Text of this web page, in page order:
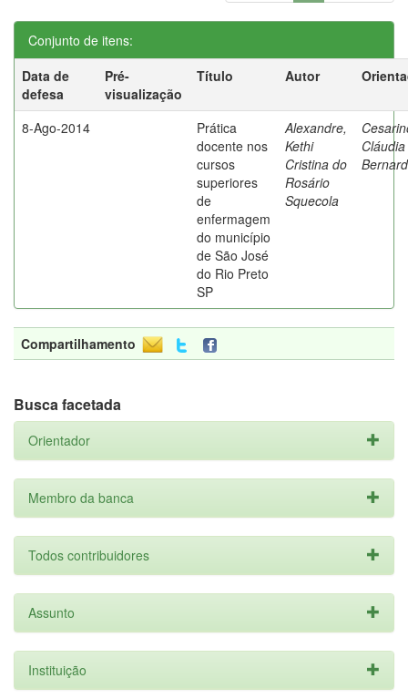
Conjunto de itens:
Data de
defesa
Pré-
visualização
Título Autor
8-Ago-2014
Prática
docente nos
cursos
superiores
de
enfermagem
do município
de São José
do Rio Preto
SP
Alexandre,
Kethi
Cristina do
Rosário
Squecola
Cláudia
Compartilhamento
Busca facetada
Orientador
Membro da banca
Todos contribuidores
Assunto
Instituição